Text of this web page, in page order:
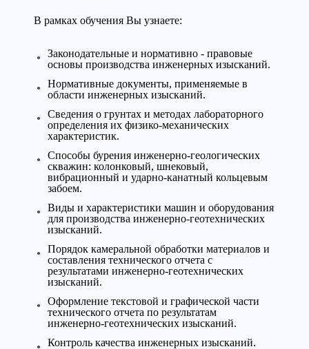
В рамках обучения Вы узнаете:
Законодательные и нормативно - правовые
основы производства инженерных изысканий.
Нормативные документы, применяемые в
области инженерных изысканий.
Сведения о грунтах и методах лабораторного
определения их физико-механических
характеристик.
Способы бурения инженерно-геологических
скважин: колонковый, шнековый,
вибрационный и ударно-канатный кольцевым
забоем.
Виды и характеристики машин и оборудования
для производства инженерно-геотехнических
изысканий.
Порядок камеральной обработки материалов и
составления технического отчета с
результатами инженерно-геотехнических
изысканий.
Оформление текстовой и графической части
технического отчета по результатам
инженерно-геотехнических изысканий.
Контроль качества инженерных изысканий.